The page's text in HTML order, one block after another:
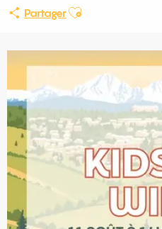
PartagerAjouter aux favoris